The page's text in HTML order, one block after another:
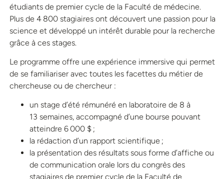
étudiants de premier cycle de la Faculté de médecine.
Plus de 4 800 stagiaires ont découvert une passion pour la
science et développé un intérêt durable pour la recherche
grâce à ces stages.
Le programme offre une expérience immersive qui permet
de se familiariser avec toutes les facettes du métier de
chercheuse ou de chercheur :
un stage d’été rémunéré en laboratoire de 8 à
13 semaines, accompagné d’une bourse pouvant
atteindre 6 000 $ ;
la rédaction d’un rapport scientifique ;
la présentation des résultats sous forme d’affiche ou
de communication orale lors du congrès des
stagiaires de premier cycle de la Faculté de